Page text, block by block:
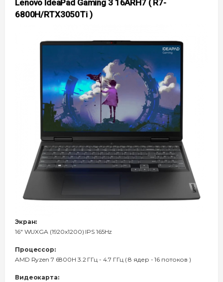
Lenovo IdeaPad Gaming 3 16ARH7 ( R7-
6800H/RTX3050Ti )
Экран:
16" WUXGA (1920x1200) IPS 165Hz
Процессор:
AMD Ryzen 7 6800H 3.2 ГГц - 4.7 ГГц ( 8 ядер - 16 потоков )
Видеокарта: